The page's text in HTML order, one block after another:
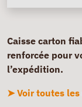
Caisse carton
renforcée pour
l’expédition.
➤ Voir toutes